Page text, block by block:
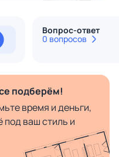
Вопрос-ответ
0 вопросов
подберём!
время и деньги,
под ваш стиль и